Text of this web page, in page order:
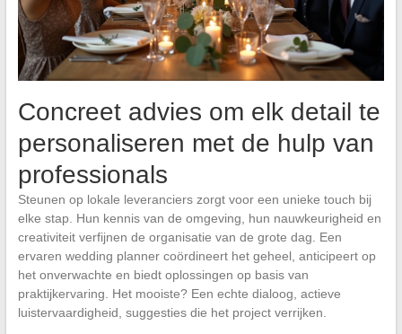
Concreet advies om elk detail te
personaliseren met de hulp van
professionals
Steunen op lokale leveranciers zorgt voor een unieke touch bij
elke stap. Hun kennis van de omgeving, hun nauwkeurigheid en
creativiteit verfijnen de organisatie van de grote dag. Een
ervaren wedding planner coördineert het geheel, anticipeert op
het onverwachte en biedt oplossingen op basis van
praktijkervaring. Het mooiste? Een echte dialoog, actieve
luistervaardigheid, suggesties die het project verrijken.